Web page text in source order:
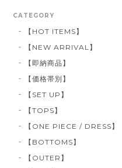
CATEGORY
【HOT ITEMS】
【NEW ARRIVAL】
【即納商品】
【価格帯別】
【SET UP】
【TOPS】
【ONE PIECE / DRESS】
【BOTTOMS】
【OUTER】